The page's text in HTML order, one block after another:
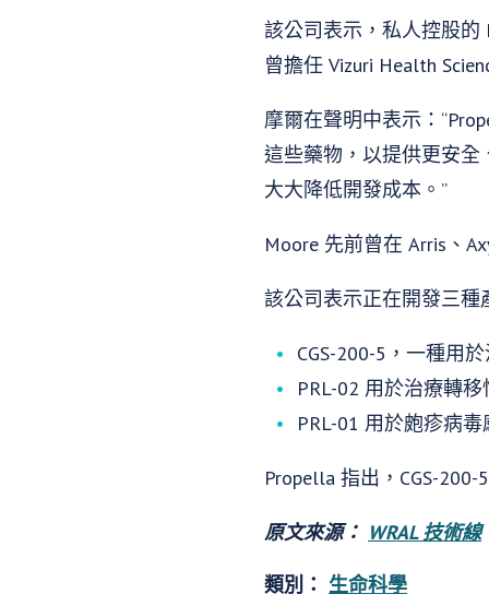
該公司表示，私人控股
曾擔任 Vizuri Health
摩爾在聲明中表示：
這些藥物，以提供更安全
大大降低開發成本。”
Moore 先前曾在 Arris、
該公司表示正在開發三種
CGS-200-5，一種用
PRL-02 用於治療轉
PRL-01 用於皰疹病毒
Propella 指出，CGS-
原文來源： WRAL 技術線
類別： 生命科學